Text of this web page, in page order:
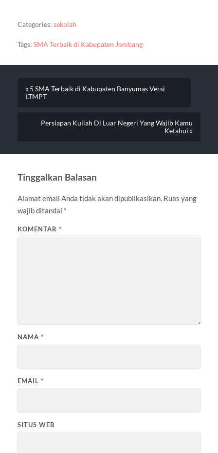
Categories: sekolah
Tags: SMA Terbaik di Kabupaten Jombang
« 5 SMA Terbaik di Kabupaten Banyumas Versi
LTMPT
Persiapan Kuliah Di Luar Negeri Yang Wajib Kamu
Ketahui »
Tinggalkan Balasan
Alamat email Anda tidak akan dipublikasikan. Ruas yang
wajib ditandai *
KOMENTAR *
NAMA *
EMAIL *
SITUS WEB